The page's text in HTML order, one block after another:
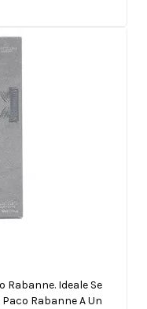
Rabanne. Ideale Se
Rabanne A Un